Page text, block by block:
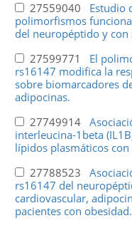
27559040 Estudio
polimorfismos
del neuropéptido y
27599771 El
rs16147 modifica la
sobre biomarcadores
adipocinas.
27749914
interleucina-1beta
lípidos plasmáticos
27788523
rs16147 del
cardiovascular,
pacientes con obesidad.